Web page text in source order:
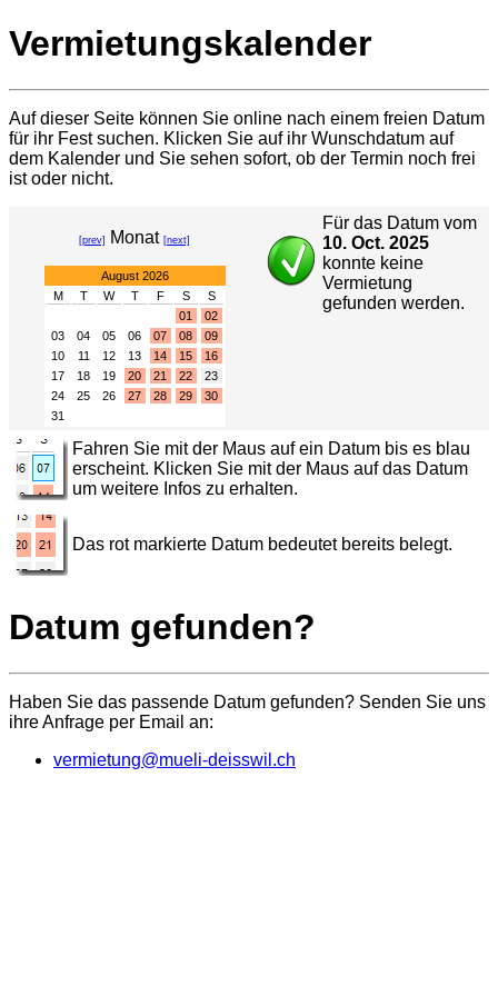
Vermietungskalender
Auf dieser Seite können Sie online nach einem freien Datum
für ihr Fest suchen. Klicken Sie auf ihr Wunschdatum auf
dem Kalender und Sie sehen sofort, ob der Termin noch frei
ist oder nicht.
[prev] Monat [next]
August 2026
M
T W T F S
S
01
02
03
04 05 06 07 08
09
10
11 12 13 14 15
16
17
18 19 20 21 22
23
24
25 26 27 28 29
30
31
Für das Datum vom
10. Oct. 2025
konnte keine
Vermietung
gefunden werden.
Fahren Sie mit der Maus auf ein Datum bis es blau
erscheint. Klicken Sie mit der Maus auf das Datum
um weitere Infos zu erhalten.
Das rot markierte Datum bedeutet bereits belegt.
Datum gefunden?
Haben Sie das passende Datum gefunden? Senden Sie uns
ihre Anfrage per Email an:
vermietung@mueli-deisswil.ch